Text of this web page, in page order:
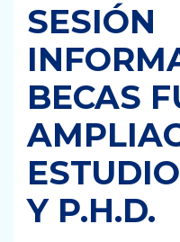
SESIÓN
BECAS
Y P.H.D.